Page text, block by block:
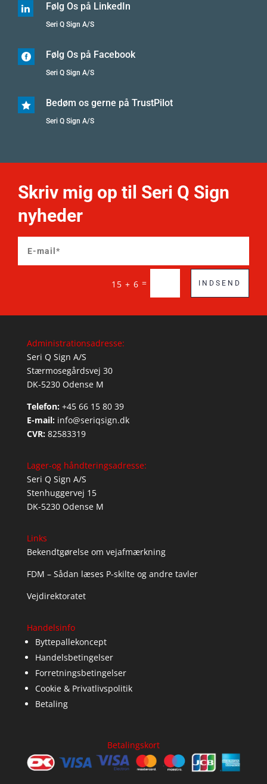
 Følg Os på LinkedIn
Seri Q Sign A/S
 Følg Os på Facebook
Seri Q Sign A/S
 Bedøm os gerne på TrustPilot
Seri Q Sign A/S
Skriv mig op til Seri Q Sign
nyheder
15 + 6 = INDSEND
Administrationsadresse:
Seri Q Sign A/S
Stærmosegårdsvej 30
DK-5230 Odense M
Telefon: +45 66 15 80 39
E-mail: info@seriqsign.dk
CVR: 82583319
Lager-og håndteringsadresse:
Seri Q Sign A/S
Stenhuggervej 15
DK-5230 Odense M
Links
Bekendtgørelse om vejafmærkning
FDM – Sådan læses P-skilte og andre tavler
Vejdirektoratet
Handelsinfo
Byttepallekoncept
Handelsbetingelser
Forretningsbetingelser
Cookie & Privatlivspolitik
Betaling
Betalingskort